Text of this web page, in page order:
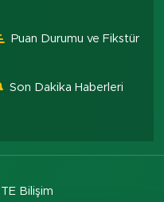
Puan Durumu ve Fikstür
Son Dakika Haberleri
TE Bilişim